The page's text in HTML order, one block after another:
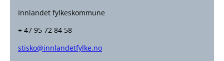
Innlandet fylkeskommune
+ 47 95 72 84 58
stisko@innlandetfylke.no